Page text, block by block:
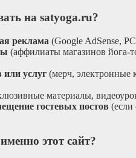
на satyoga.ru?
реклама (Google AdSense,
(аффилиаты магазинов йога-
или услуг (мерч, электронные
материалы,
гостевых постов (если
этот сайт?